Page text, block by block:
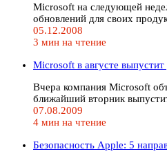
Microsoft на следующей
обновлений для своих
05.12.2008
3 мин на чтение
Microsoft в августе
Вчера компания Microsoft
ближайший вторник
07.08.2009
4 мин на чтение
Безопасность Apple: 5